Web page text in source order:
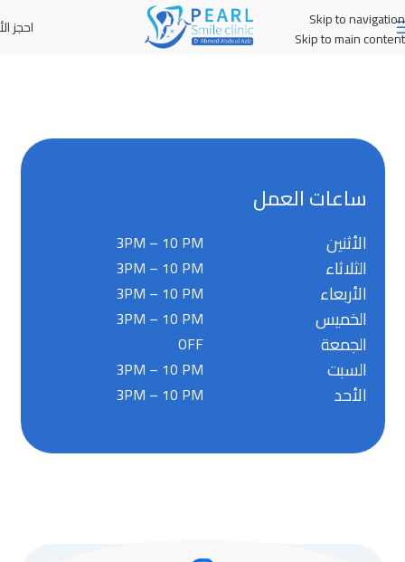
Skip to navigation
Skip to main content
MENU احجز
ساعات العمل
3PM – 10 PM الأثنين
3PM – 10 PM الثلاثاء
3PM – 10 PM الأربعاء
3PM – 10 PM الخميس
OFF الجمعة
3PM – 10 PM السبت
3PM – 10 PM الأحد